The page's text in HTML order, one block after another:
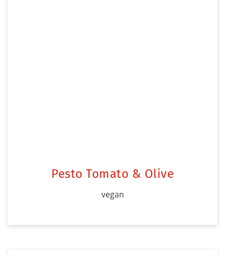
Pesto Tomato & Olive
vegan